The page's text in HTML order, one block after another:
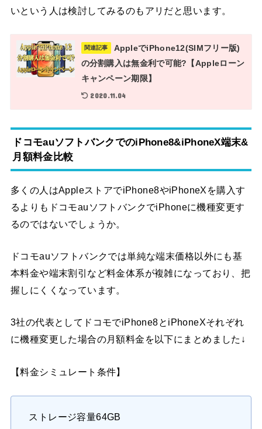
いという人は検討してみるのもアリだと思います。
関連記事
AppleでiPhone12(SIMフリー版)
の分割購入は無金利で可能?【Appleローン
キャンペーン期限】
2020.11.04
ドコモauソフトバンクでのiPhone8&iPhoneX端末&
月額料金比較
多くの人はAppleストアでiPhone8やiPhoneXを購入す
るよりもドコモauソフトバンクでiPhoneに機種変更す
るのではないでしょうか。
ドコモauソフトバンクでは単純な端末価格以外にも基
本料金や端末割引など料金体系が複雑になっており、把
握しにくくなっています。
3社の代表としてドコモでiPhone8とiPhoneXそれぞれ
に機種変更した場合の月額料金を以下にまとめました↓
【料金シミュレート条件】
ストレージ容量64GB